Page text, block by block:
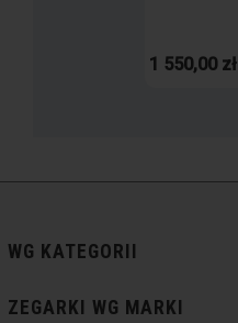
1 550,00 zł
WG KATEGORII
ZEGARKI WG MARKI